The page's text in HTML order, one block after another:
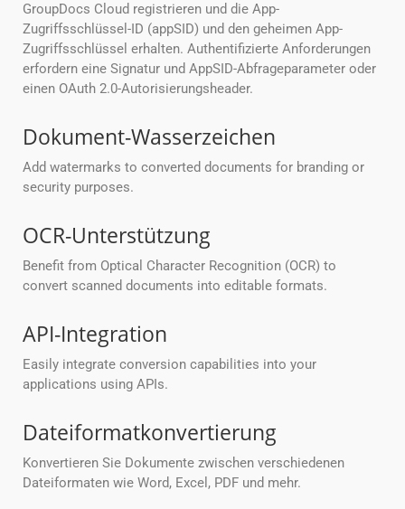
GroupDocs Cloud registrieren und die App-
Zugriffsschlüssel-ID (appSID) und den geheimen App-
Zugriffsschlüssel erhalten. Authentifizierte Anforderungen
erfordern eine Signatur und AppSID-Abfrageparameter oder
einen OAuth 2.0-Autorisierungsheader.
Dokument-Wasserzeichen
Add watermarks to converted documents for branding or
security purposes.
OCR-Unterstützung
Benefit from Optical Character Recognition (OCR) to
convert scanned documents into editable formats.
API-Integration
Easily integrate conversion capabilities into your
applications using APIs.
Dateiformatkonvertierung
Konvertieren Sie Dokumente zwischen verschiedenen
Dateiformaten wie Word, Excel, PDF und mehr.